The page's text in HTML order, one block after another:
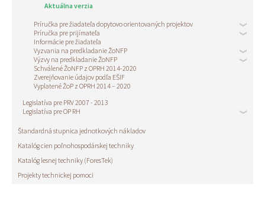
Aktuálna verzia
Príručka pre žiadateľa dopytovo orientovaných projektov
Príručka pre prijímateľa
Informácie pre žiadateľa
Vyzvania na predkladanie ŽoNFP
Výzvy na predkladanie ŽoNFP
Schválené ŽoNFP z OPRH 2014-2020
Zverejňovanie údajov podľa EŠIF
Vyplatené ŽoP z OPRH 2014 – 2020
Legislatíva pre PRV 2007 - 2013
Legislatíva pre OP RH
Štandardná stupnica jednotkových nákladov
Katalóg cien poľnohospodárskej techniky
Katalóg lesnej techniky (ForesTek)
Projekty technickej pomoci